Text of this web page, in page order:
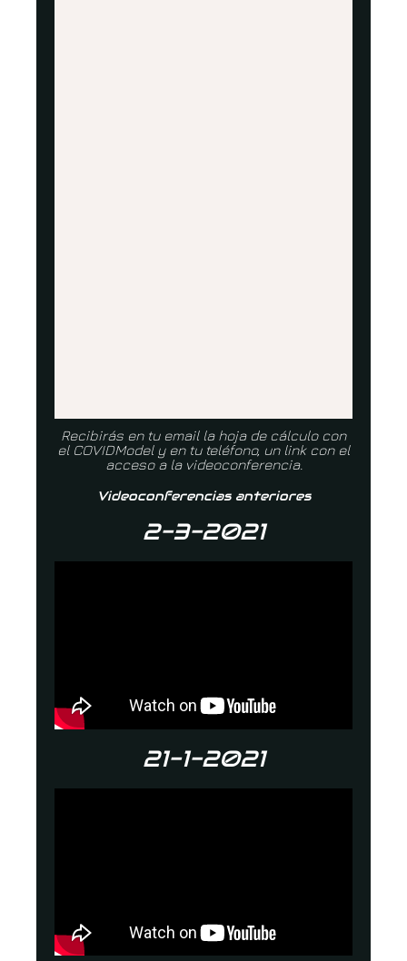
Recibirás en tu email la hoja de cálculo con
el COVIDModel y en tu teléfono, un link con el
acceso a la videoconferencia.
Videoconferencias anteriores
2-3-2021
21-1-2021